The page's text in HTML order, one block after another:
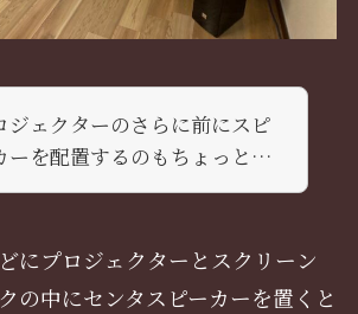
ジェクターのさらに前にスピ
ーを配置するのもちょっと…
にプロジェクターとスクリーン
の中にセンタスピーカーを置くと